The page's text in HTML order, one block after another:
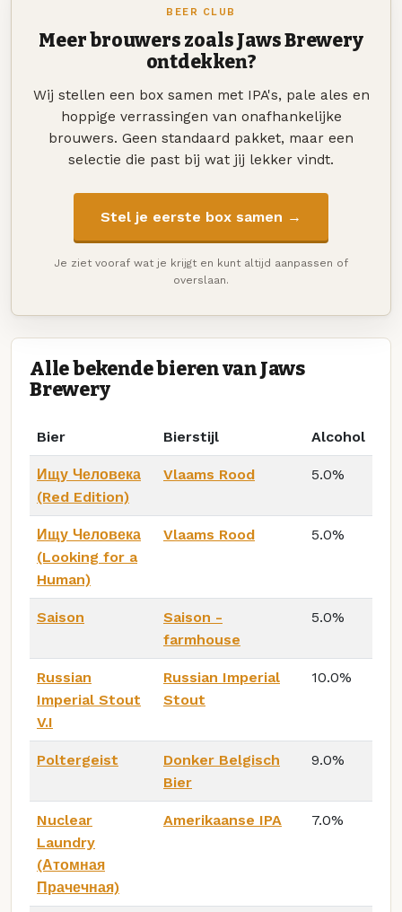
BEER CLUB
Meer brouwers zoals Jaws Brewery
ontdekken?
Wij stellen een box samen met IPA's, pale ales en
hoppige verrassingen van onafhankelijke
brouwers. Geen standaard pakket, maar een
selectie die past bij wat jij lekker vindt.
Stel je eerste box samen →
Je ziet vooraf wat je krijgt en kunt altijd aanpassen of
overslaan.
Alle bekende bieren van Jaws
Brewery
Bier Bierstijl Alcohol
Ищу Человека
(Red Edition)
Vlaams Rood 5.0%
Ищу Человека
(Looking for a
Human)
Vlaams Rood 5.0%
Saison
Saison -
farmhouse
5.0%
Russian
Imperial Stout
V.I
Russian Imperial
Stout
10.0%
Poltergeist
Donker Belgisch
Bier
9.0%
Nuclear
Laundry
(Атомная
Прачечная)
Amerikaanse IPA 7.0%